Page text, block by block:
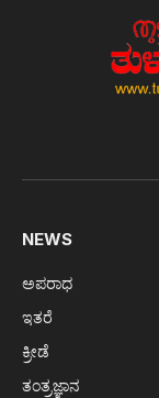
NEWS
ಅಪರಾಧ
ಇತರೆ
ಕ್ರೀಡೆ
ತಂತ್ರಜ್ಞಾನ